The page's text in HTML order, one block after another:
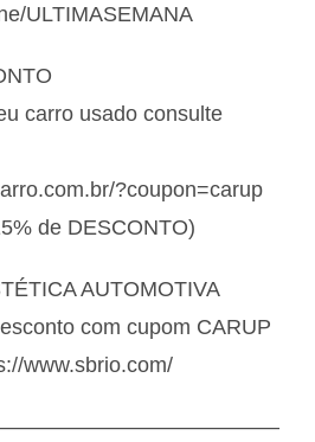
ULTIMASEMANA
carro usado consulte
?coupon=carup
de DESCONTO)
AUTOMOTIVA
com cupom CARUP
www.sbrio.com/